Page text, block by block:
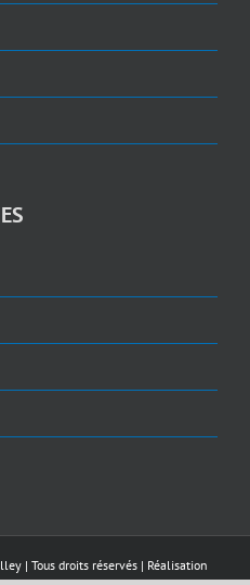
| Tous droits réservés | Réalisation